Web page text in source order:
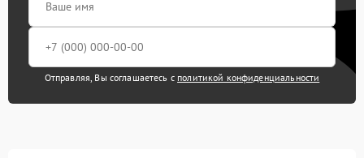
Отправляя, Вы соглашаетесь с политикой конфиденциальности